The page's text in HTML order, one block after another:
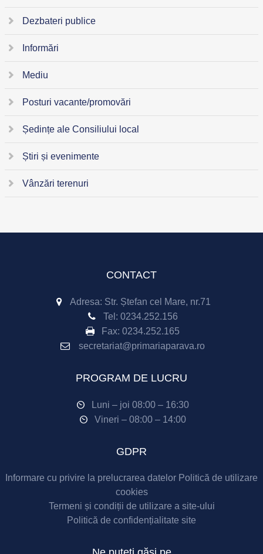
Dezbateri publice
Informări
Mediu
Posturi vacante/promovări
Ședințe ale Consiliului local
Știri și evenimente
Vânzări terenuri
CONTACT
Adresa: Str. Ștefan cel Mare, nr.71
Tel: 0234.252.156
Fax: 0234.252.165
secretariat@primariaparava.ro
PROGRAM DE LUCRU
Luni – joi 08:00 – 16:30
Vineri – 08:00 – 14:00
GDPR
Informare cu privire la prelucrarea datelor Politică de utilizare
cookies
Termeni și condiții de utilizare a site-ului
Politică de confidențialitate site